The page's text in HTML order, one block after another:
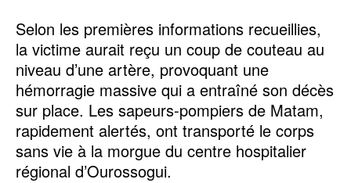
Selon les premières informations recueillies,
la victime aurait reçu un coup de couteau au
niveau d’une artère, provoquant une
hémorragie massive qui a entraîné son décès
sur place. Les sapeurs-pompiers de Matam,
rapidement alertés, ont transporté le corps
sans vie à la morgue du centre hospitalier
régional d’Ourossogui.